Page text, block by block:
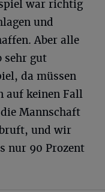
war richtig
und
Aber alle
sehr gut
da müssen
auf keinen Fall
Mannschaft
und wir
nur 90 Prozent